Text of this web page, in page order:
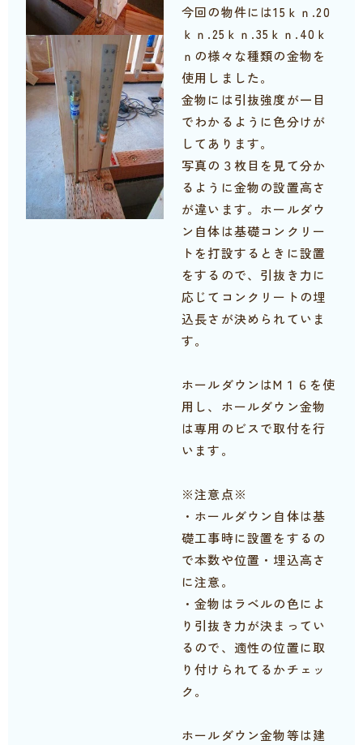
今回の物件には15ｋｎ.20
ｋｎ.25ｋｎ.35ｋｎ.40ｋ
ｎの様々な種類の金物を
使用しました。
金物には引抜強度が一目
でわかるように色分けが
してあります。
写真の３枚目を見て分か
るように金物の設置高さ
が違います。ホールダウ
ン自体は基礎コンクリー
トを打設するときに設置
をするので、引抜き力に
応じてコンクリートの埋
込長さが決められていま
す。
ホールダウンはM１６を使
用し、ホールダウン金物
は専用のビスで取付を行
います。
※注意点※
・ホールダウン自体は基
礎工事時に設置をするの
で本数や位置・埋込高さ
に注意。
・金物はラベルの色によ
り引抜き力が決まってい
るので、適性の位置に取
り付けられてるかチェッ
ク。
ホールダウン金物等は建